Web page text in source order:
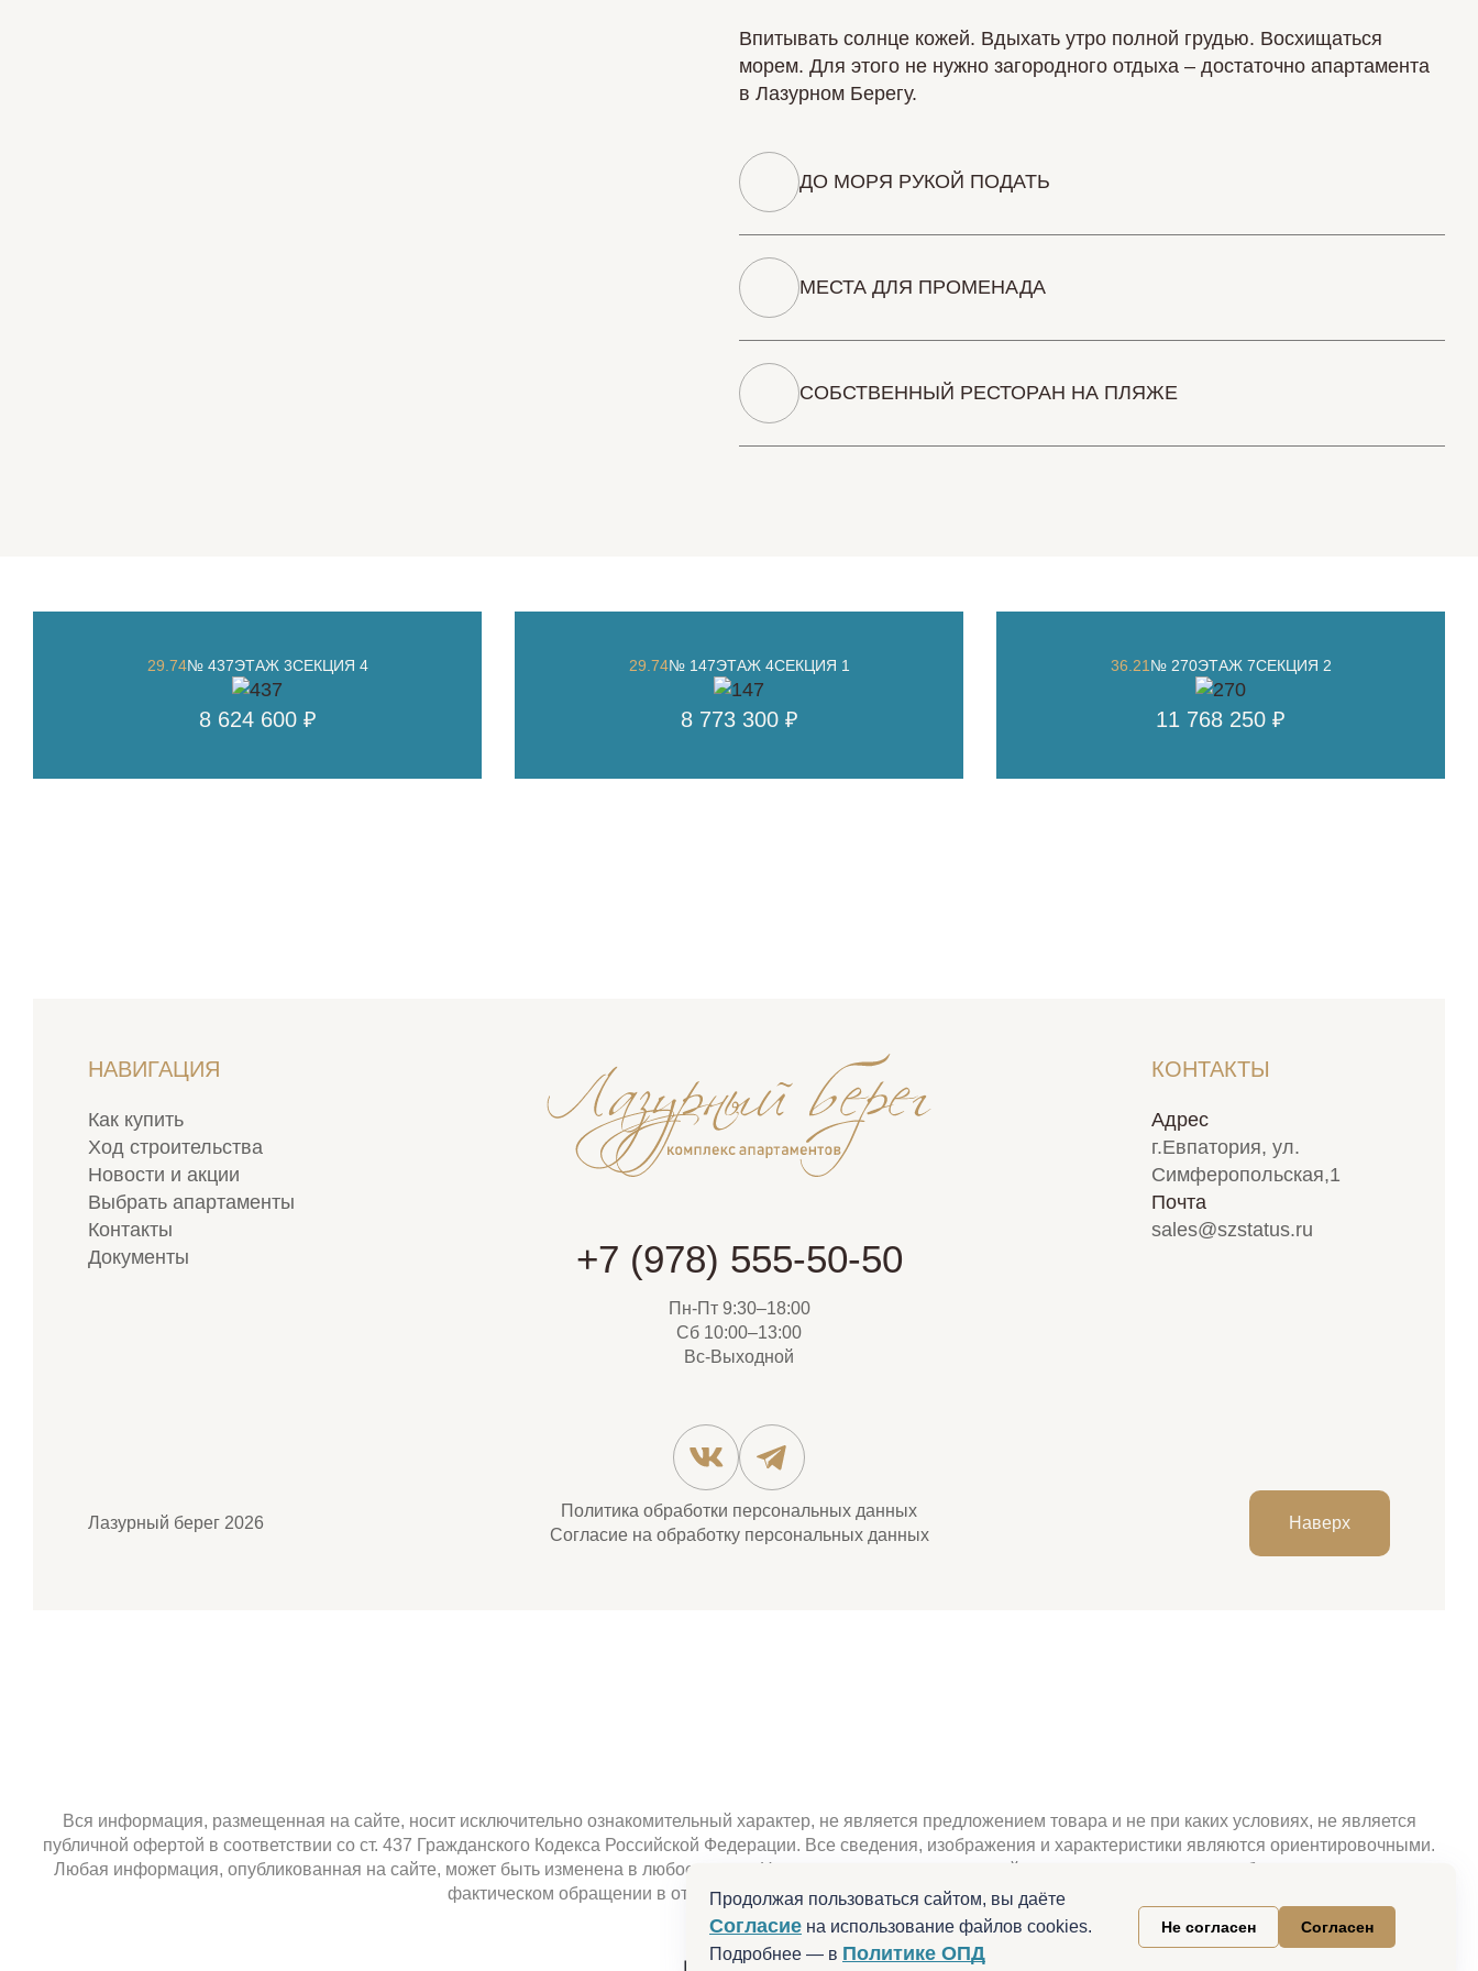
Продолжая пользоваться сайтом, вы даёте
Согласие на использование файлов cookies.
Подробнее — в Политике ОПД
Не согласен Согласен
Впитывать солнце кожей. Вдыхать утро полной грудью. Восхищаться
морем. Для этого не нужно загородного отдыха – достаточно апартамента
в Лазурном Берегу.
ДО МОРЯ РУКОЙ ПОДАТЬ
МЕСТА ДЛЯ ПРОМЕНАДА
СОБСТВЕННЫЙ РЕСТОРАН НА ПЛЯЖЕ
29.74№ 437ЭТАЖ 3СЕКЦИЯ 4
8 624 600 ₽
29.74№ 147ЭТАЖ 4СЕКЦИЯ 1
8 773 300 ₽
36.21 № 270ЭТАЖ 7СЕКЦИЯ 2
11 768 250 ₽
НАВИГАЦИЯ
Как купить
Ход строительства
Новости и акции
Выбрать апартаменты
Контакты
Документы
+7 (978) 555-50-50
Пн-Пт 9:30–18:00
Сб 10:00–13:00
Вс-Выходной
КОНТАКТЫ
Адрес
г.Евпатория, ул.
Симферопольская,1
Почта
sales@szstatus.ru
Лазурный берег 2026
Политика обработки персональных данных
Согласие на обработку персональных данных
Наверх
Вся информация, размещенная на сайте, носит исключительно ознакомительный характер, не является предложением товара и не при каких условиях, не является
публичной офертой в соответствии со ст. 437 Гражданского Кодекса Российской Федерации. Все сведения, изображения и характеристики являются ориентировочными.
Любая информация, опубликованная на сайте, может быть изменена в любое время. Наличие , характеристики, свойства и актуальную цену необходимо уточнять при
фактическом обращении в отдел продаж или по телефону. Не реклама.
Разработано в